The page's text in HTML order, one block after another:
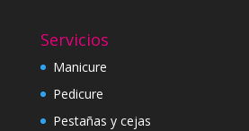
Servicios
Manicure
Pedicure
Pestañas y cejas